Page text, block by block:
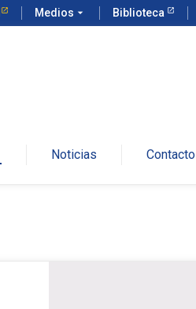
Medios arrow_drop_down Biblioteca
Noticias Contacto